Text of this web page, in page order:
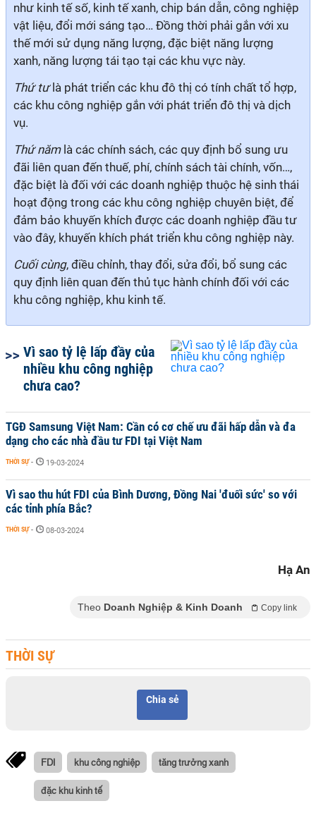
như kinh tế số, kinh tế xanh, chip bán dẫn, công nghiệp
vật liệu, đổi mới sáng tạo… Đồng thời phải gắn với xu
thế mới sử dụng năng lượng, đặc biệt năng lượng
xanh, năng lượng tái tạo tại các khu vực này.
Thứ tưlà phát triển các khu đô thị có tính chất tổ hợp,
các khu công nghiệp gắn với phát triển đô thị và dịch
vụ.
Thứ nămlà các chính sách, các quy định bổ sung ưu
đãi liên quan đến thuế, phí, chính sách tài chính, vốn…,
đặc biệt là đối với các doanh nghiệp thuộc hệ sinh thái
hoạt động trong các khu công nghiệp chuyên biệt, để
đảm bảo khuyến khích được các doanh nghiệp đầu tư
vào đây, khuyến khích phát triển khu công nghiệp này.
Cuối cùng, điều chỉnh, thay đổi, sửa đổi, bổ sung các
quy định liên quan đến thủ tục hành chính đối với các
khu công nghiệp, khu kinh tế.
Vì sao tỷ lệ lấp đầy của
nhiều khu công nghiệp
chưa cao?
TGĐ Samsung Việt Nam: Cần có cơ chế ưu đãi hấp dẫn và đa
dạng cho các nhà đầu tư FDI tại Việt Nam
THỜI SỰ - 19-03-2024
Vì sao thu hút FDI của Bình Dương, Đồng Nai 'đuối sức' so với
các tỉnh phía Bắc?
THỜI SỰ - 08-03-2024
Hạ An
Theo Doanh Nghiệp & Kinh Doanh Copy link
THỜI SỰ
Chia sẻ
FDI khu công nghiệp tăng trưởng xanh
đặc khu kinh tế